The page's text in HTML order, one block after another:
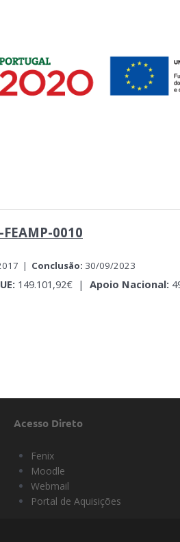
0010
| Conclusão: 30/09/2023
149.101,92€ | Apoio Nacional:
Acesso Direto
Fenix
Moodle
Webmail
Portal de Aquisições